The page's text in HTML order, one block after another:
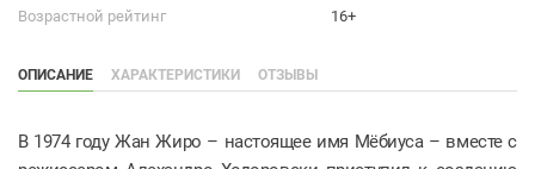
Возрастной рейтинг
16+
ОПИСАНИЕ ХАРАКТЕРИСТИКИ ОТЗЫВЫ
В 1974 году Жан Жиро – настоящее имя Мёбиуса – вместе с